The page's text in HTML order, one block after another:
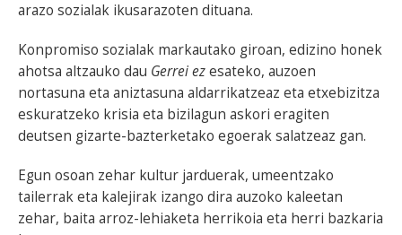
arazo sozialak ikusarazoten dituana.
Konpromiso sozialak markautako giroan, edizino honek
ahotsa altzauko dau Gerrei ezesateko, auzoen
nortasuna eta aniztasuna aldarrikatzeaz eta etxebizitza
eskuratzeko krisia eta bizilagun askori eragiten
deutsen gizarte-bazterketako egoerak salatzeaz gan.
Egun osoan zehar kultur jarduerak, umeentzako
tailerrak eta kalejirak izango dira auzoko kaleetan
zehar, baita arroz-lehiaketa herrikoia eta herri bazkaria